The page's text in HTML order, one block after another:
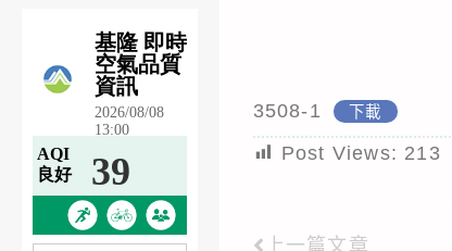
3508-1 下載
Post Views: 213
上一篇文章